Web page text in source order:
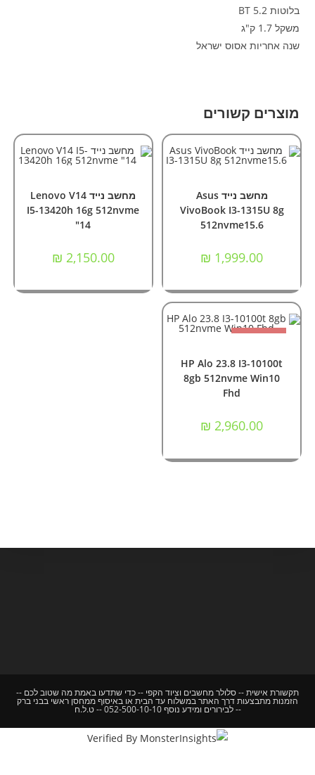
בלוטות BT 5.2
משקל 1.7 ק"ג
שנה אחריות אסוס ישראל
מוצרים קשורים
מחשב נייד Asus
VivoBook I3-1315U 8g
512nvme15.6
₪ 1,999.00
מחשב נייד Lenovo V14
I5-13420h 16g 512nvme
"14
₪ 2,150.00
אזל המלאי
HP Alo 23.8 I3-10100t
8gb 512nvme Win10
Fhd
₪ 2,960.00
תקשורת אישית -- סלולר מחשבים וציוד הקפי -- כדי שתדעו באמת מה שטוב לכם --
הזמנות מתבצעות דרך האתר במשלוח עד הבית או באיסוף ממחסן ראשי בבני ברק
-- לבירורים ומידע נוסף 052-500-10-10 -- ט.ל.ח